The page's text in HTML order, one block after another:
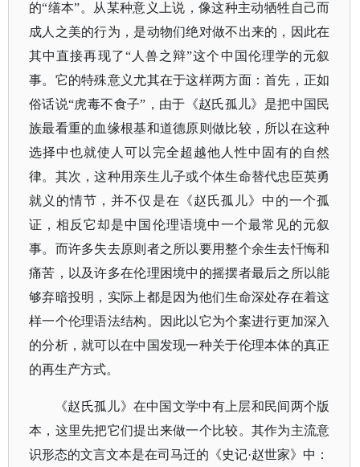
的“缮本”。从某种意义上说，像这种主动牺牲自己而
成人之美的行为，是动物们绝对做不出来的，因此在
其中直接再现了“人兽之辩”这个中国伦理学的元叙
事。它的特殊意义尤其在于这样两方面：首先，正如
俗话说“虎毒不食子”，由于《赵氏孤儿》是把中国民
族最看重的血缘根基和道德原则做比较，所以在这种
选择中也就使人可以完全超越他人性中固有的自然
律。其次，这种用亲生儿子或个体生命替代忠臣英勇
就义的情节，并不仅是在《赵氏孤儿》中的一个孤
证，相反它却是中国伦理语境中一个最常见的元叙
事。而许多失去原则者之所以要用整个余生去忏悔和
痛苦，以及许多在伦理困境中的摇摆者最后之所以能
够弃暗投明，实际上都是因为他们生命深处存在着这
样一个伦理语法结构。因此以它为个案进行更加深入
的分析，就可以在中国发现一种关于伦理本体的真正
的再生产方式。
《赵氏孤儿》在中国文学中有上层和民间两个版
本，这里先把它们提出来做一个比较。其作为主流意
识形态的文言文本是在司马迁的《史记·赵世家》中：